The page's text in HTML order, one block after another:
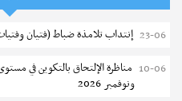
المعهد العالي للعلوم التطبيقية
2026-2027
06-08 الترشح للماجستير بالمعهد العالي لمهن
23-06 إنتداب تلامذة ضباط (فتيان وفتيات)
10-06 مناظرة الإلتحاق بالتكوين في
ونوفمبر 2026